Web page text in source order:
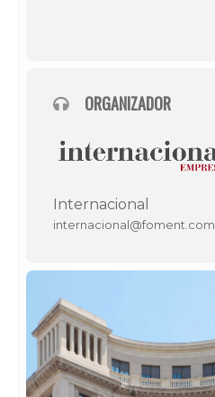
ORGANIZADOR
Internacional
internacional@foment.com